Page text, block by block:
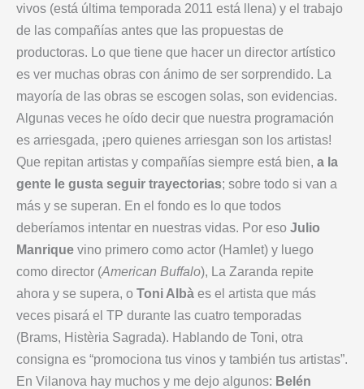
vivos (está última temporada 2011 está llena) y el trabajo
de las compañías antes que las propuestas de
productoras. Lo que tiene que hacer un director artístico
es ver muchas obras con ánimo de ser sorprendido. La
mayoría de las obras se escogen solas, son evidencias.
Algunas veces he oído decir que nuestra programación
es arriesgada, ¡pero quienes arriesgan son los artistas!
Que repitan artistas y compañías siempre está bien, a la
gente le gusta seguir trayectorias; sobre todo si van a
más y se superan. En el fondo es lo que todos
deberíamos intentar en nuestras vidas. Por eso Julio
Manrique vino primero como actor (Hamlet) y luego
como director (American Buffalo), La Zaranda repite
ahora y se supera, o Toni Albà es el artista que más
veces pisará el TP durante las cuatro temporadas
(Brams, Histèria Sagrada). Hablando de Toni, otra
consigna es “promociona tus vinos y también tus artistas”.
En Vilanova hay muchos y me dejo algunos: Belén